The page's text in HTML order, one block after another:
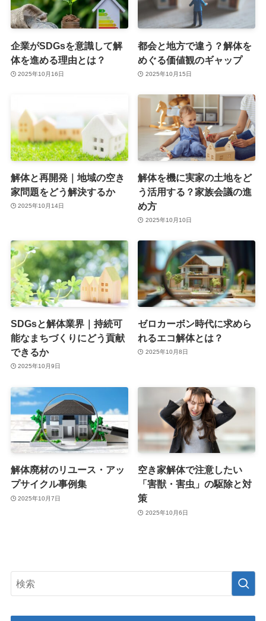
企業がSDGsを意識して解
体を進める理由とは？
2025年10月16日
都会と地方で違う？解体を
めぐる価値観のギャップ
2025年10月15日
解体と再開発｜地域の空き
家問題をどう解決するか
2025年10月14日
解体を機に実家の土地をど
う活用する？家族会議の進
め方
2025年10月10日
SDGsと解体業界｜持続可
能なまちづくりにどう貢献
できるか
2025年10月9日
ゼロカーボン時代に求めら
れるエコ解体とは？
2025年10月8日
解体廃材のリユース・アッ
プサイクル事例集
2025年10月7日
空き家解体で注意したい
「害獣・害虫」の駆除と対
策
2025年10月6日